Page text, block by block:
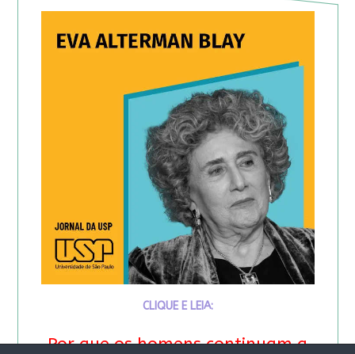
CLIQUE E LEIA:
Por que os homens continuam a